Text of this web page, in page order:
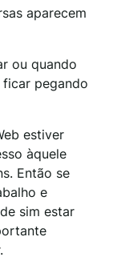
aparecem
ou quando
pegando
estiver
àquele
Então se
e
sim estar